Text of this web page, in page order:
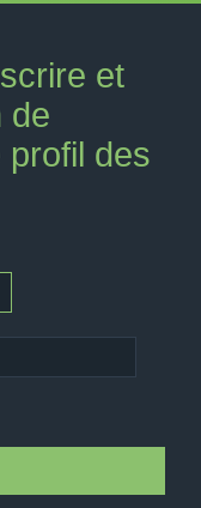
et
de
profil des